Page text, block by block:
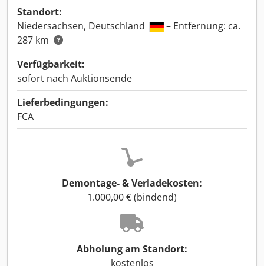
Standort:
Niedersachsen, Deutschland
– Entfernung: ca.
287 km
Verfügbarkeit:
sofort nach Auktionsende
Lieferbedingungen:
FCA
Demontage- & Verladekosten:
1.000,00 € (bindend)
Abholung am Standort:
kostenlos